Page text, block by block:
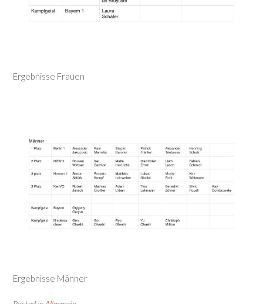
Ergebnisse Frauen
Ergebnisse Männer